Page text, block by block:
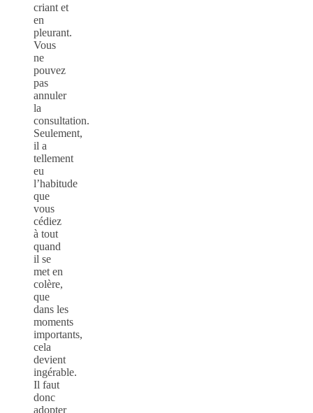
criant et
en
pleurant.
Vous
ne
pouvez
pas
annuler
la
consultation.
Seulement,
il a
tellement
eu
l’habitude
que
vous
cédiez
à tout
quand
il se
met en
colère,
que
dans les
moments
importants,
cela
devient
ingérable.
Il faut
donc
adopter